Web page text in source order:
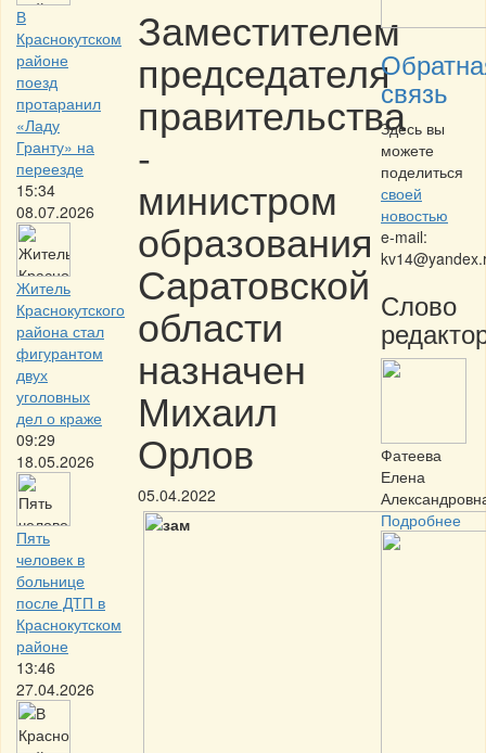
В
Краснокутском
районе
поезд
протаранил
«Ладу
Гранту» на
переезде
15:34
08.07.2026
Житель
Краснокутского
района стал
фигурантом
двух
уголовных
дел о краже
09:29
18.05.2026
Пять
человек в
больнице
после ДТП в
Краснокутском
районе
13:46
27.04.2026
Заместителем
председателя
правительства
-
министром
образования
Саратовской
области
назначен
Михаил
Орлов
05.04.2022
связь
Здесь вы
можете
поделиться
своей
новостью
e-mail:
Слово
Фатеева
Елена
Подробнее